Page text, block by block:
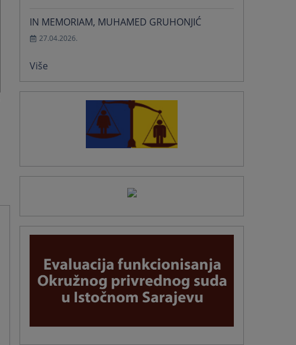
IN MEMORIAM, MUHAMED GRUHONJIĆ
27.04.2026.
Više